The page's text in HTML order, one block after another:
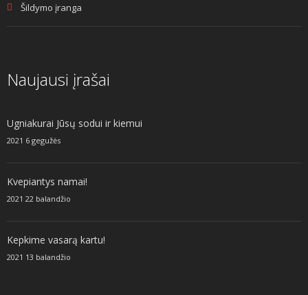
Šildymo įranga
Naujausi įrašai
Ugniakurai Jūsų sodui ir kiemui
2021 6 gegužės
Kvepiantys namai!
2021 22 balandžio
Kepkime vasarą kartu!
2021 13 balandžio